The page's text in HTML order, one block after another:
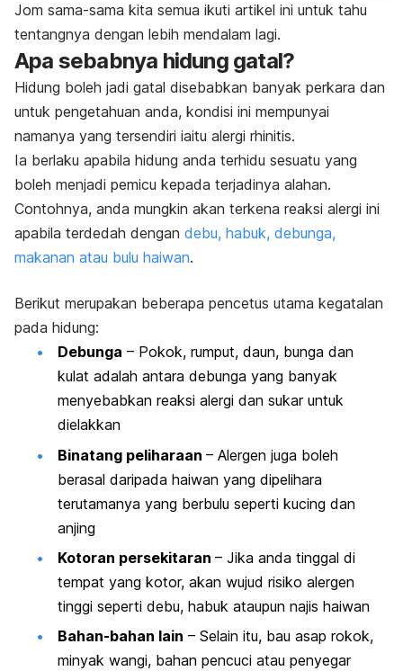
Jom sama-sama kita semua ikuti artikel ini untuk tahu
tentangnya dengan lebih mendalam lagi.
Apa sebabnya hidung gatal?
Hidung boleh jadi gatal disebabkan banyak perkara dan
untuk pengetahuan anda, kondisi ini mempunyai
namanya yang tersendiri iaitu alergi rhinitis.
Ia berlaku apabila hidung anda terhidu sesuatu yang
boleh menjadi pemicu kepada terjadinya alahan.
Contohnya, anda mungkin akan terkena reaksi alergi ini
apabila terdedah dengan debu, habuk, debunga,
makanan atau bulu haiwan.
Berikut merupakan beberapa pencetus utama kegatalan
pada hidung:
Debunga – Pokok, rumput, daun, bunga dan
kulat adalah antara debunga yang banyak
menyebabkan reaksi alergi dan sukar untuk
dielakkan
Binatang peliharaan – Alergen juga boleh
berasal daripada haiwan yang dipelihara
terutamanya yang berbulu seperti kucing dan
anjing
Kotoran persekitaran – Jika anda tinggal di
tempat yang kotor, akan wujud risiko alergen
tinggi seperti debu, habuk ataupun najis haiwan
Bahan-bahan lain – Selain itu, bau asap rokok,
minyak wangi, bahan pencuci atau penyegar